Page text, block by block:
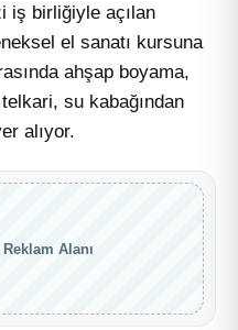
iş birliğiyle açılan
el sanatı kursuna
ahşap boyama,
su kabağından
alıyor.
Alanı